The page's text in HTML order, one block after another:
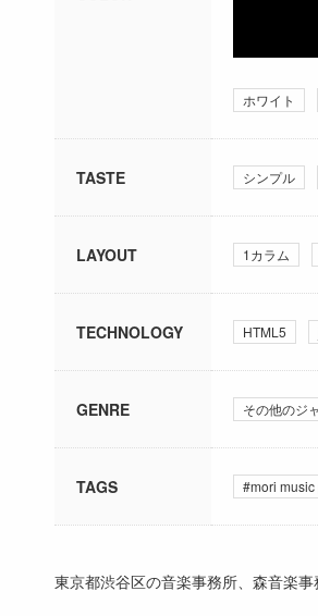
ホワイト
TASTE シンプル
LAYOUT 1カラム
TECHNOLOGY HTML5
GENRE その他のジ
TAGS #mori
東京都渋谷区の音楽事務所、森音楽